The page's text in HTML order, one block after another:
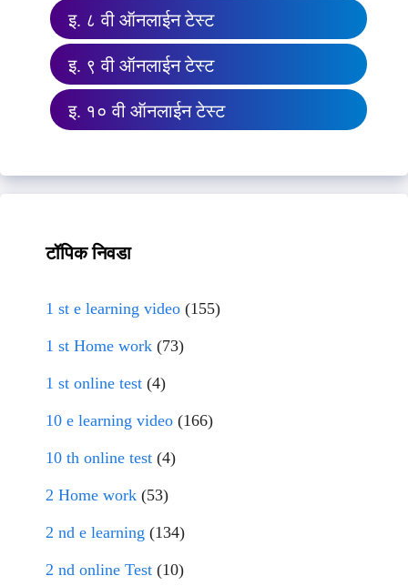
इ. ८ वी ऑनलाईन टेस्ट
इ. ९ वी ऑनलाईन टेस्ट
इ. १० वी ऑनलाईन टेस्ट
टॉपिक निवडा
1 st e learning video (155)
1 st Home work (73)
1 st online test (4)
10 e learning video (166)
10 th online test (4)
2 Home work (53)
2 nd e learning (134)
2 nd online Test (10)